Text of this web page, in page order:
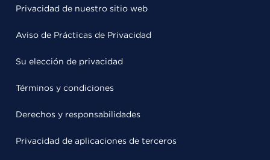
Privacidad de nuestro sitio web
Aviso de Prácticas de Privacidad
Su elección de privacidad
Términos y condiciones
Derechos y responsabilidades
Privacidad de aplicaciones de terceros